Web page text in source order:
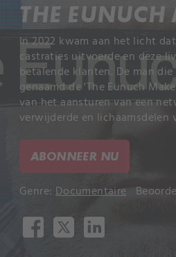
THE EUNUCH
In 2022 kwam aan het licht
castraties uitvoerde en deze
betalende klanten. De man
genaamd de 'The Eunuch
van het aansturen van een
verwijderde en lichaamsdelen
ABONNEER NU
Genre: Documentaire